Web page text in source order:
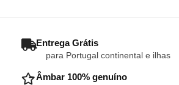
– Entrega Grátis
para Portugal continental e ilhas
– Âmbar 100% genuíno